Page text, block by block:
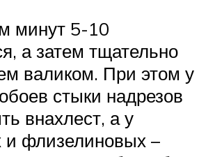
минут 5-10
а затем тщательно
валиком. При этом у
стыки надрезов
внахлест, а у
и флизелиновых –